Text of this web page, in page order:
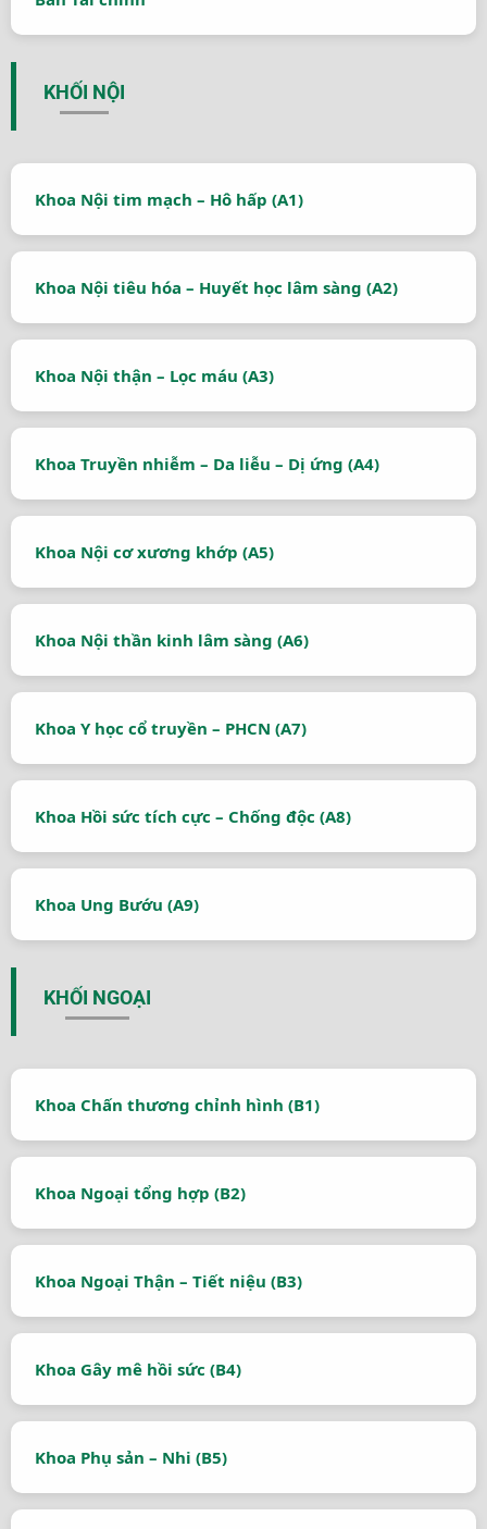
KHỐI NỘI
Khoa Nội tim mạch – Hô hấp (A1)
Khoa Nội tiêu hóa – Huyết học lâm sàng (A2)
Khoa Nội thận – Lọc máu (A3)
Khoa Truyền nhiễm – Da liễu – Dị ứng (A4)
Khoa Nội cơ xương khớp (A5)
Khoa Nội thần kinh lâm sàng (A6)
Khoa Y học cổ truyền – PHCN (A7)
Khoa Hồi sức tích cực – Chống độc (A8)
Khoa Ung Bướu (A9)
KHỐI NGOẠI
Khoa Chấn thương chỉnh hình (B1)
Khoa Ngoại tổng hợp (B2)
Khoa Ngoại Thận – Tiết niệu (B3)
Khoa Gây mê hồi sức (B4)
Khoa Phụ sản – Nhi (B5)